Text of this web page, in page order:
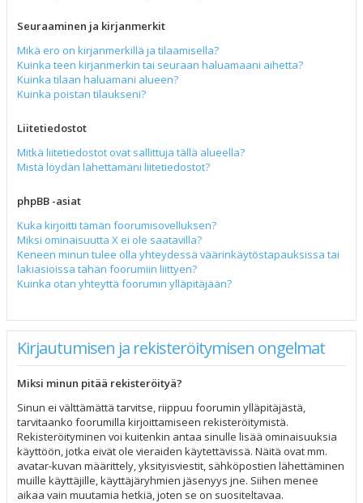
Seuraaminen ja kirjanmerkit
Mikä ero on kirjanmerkillä ja tilaamisella?
Kuinka teen kirjanmerkin tai seuraan haluamaani aihetta?
Kuinka tilaan haluamani alueen?
Kuinka poistan tilaukseni?
Liitetiedostot
Mitkä liitetiedostot ovat sallittuja tällä alueella?
Mistä löydän lähettämäni liitetiedostot?
phpBB -asiat
Kuka kirjoitti tämän foorumisovelluksen?
Miksi ominaisuutta X ei ole saatavilla?
Keneen minun tulee olla yhteydessä väärinkäytöstapauksissa tai
lakiasioissa tähän foorumiin liittyen?
Kuinka otan yhteyttä foorumin ylläpitäjään?
Kirjautumisen ja rekisteröitymisen ongelmat
Miksi minun pitää rekisteröityä?
Sinun ei välttämättä tarvitse, riippuu foorumin ylläpitäjästä,
tarvitaanko foorumilla kirjoittamiseen rekisteröitymistä.
Rekisteröityminen voi kuitenkin antaa sinulle lisää ominaisuuksia
käyttöön, jotka eivät ole vieraiden käytettävissä. Näitä ovat mm.
avatar-kuvan määrittely, yksityisviestit, sähköpostien lähettäminen
muille käyttäjille, käyttäjäryhmien jäsenyys jne. Siihen menee
aikaa vain muutamia hetkiä, joten se on suositeltavaa.